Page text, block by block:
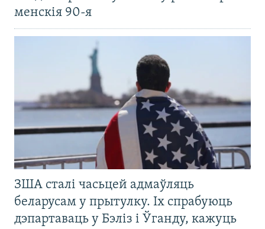
менскія 90-я
ЗША сталі часьцей адмаўляць
беларусам у прытулку. Іх спрабуюць
дэпартаваць у Бэліз і Ўганду, кажуць